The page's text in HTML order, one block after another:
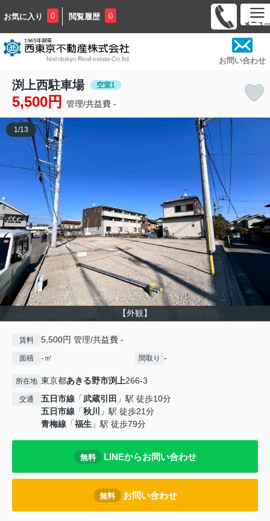
お気に入り 0 閲覧履歴 0
お問い合わせ
渕上西駐車場 空室1
5,500円 管理/共益費 -
【外観】
1 /13
賃料 5,500円 管理/共益費 -
面積 -㎡ 間取り -
所在地 東京都あきる野市渕上266-3
交通 五日市線 「武蔵引田 」駅 徒歩10分
五日市線 「秋川
」駅 徒歩21分
青梅線 「福生 」駅 徒歩79分
無料 LINEからお問い合わせ
無料 お問い合わせ